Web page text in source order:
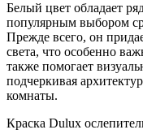
Белый цвет обладает
популярным выбором
Прежде всего, он
света, что особенно
также помогает
подчеркивая
комнаты.
Краска Dulux